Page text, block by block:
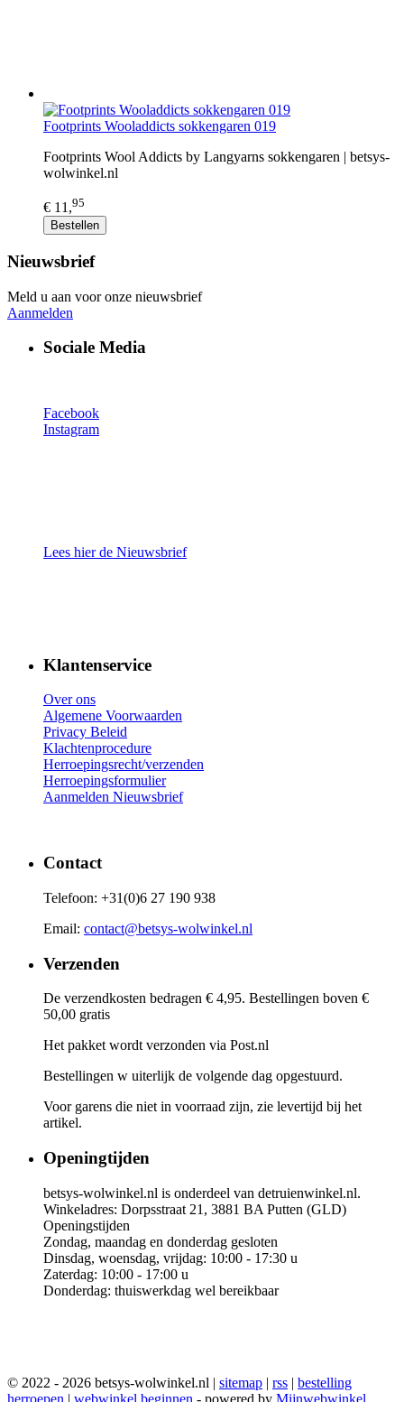
Footprints Wooladdicts sokkengaren 019
Footprints Wool Addicts by Langyarns sokkengaren | betsys-
wolwinkel.nl
€ 11,95
Bestellen
Nieuwsbrief
Meld u aan voor onze nieuwsbrief
Aanmelden
Sociale Media
Facebook
Instagram
Lees hier de Nieuwsbrief
Klantenservice
Over ons
Algemene Voorwaarden
Privacy Beleid
Klachtenprocedure
Herroepingsrecht/verzenden
Herroepingsformulier
Aanmelden Nieuwsbrief
Contact
Telefoon: +31(0)6 27 190 938
Email: contact@betsys-wolwinkel.nl
Verzenden
De verzendkosten bedragen € 4,95. Bestellingen boven €
50,00 gratis
Het pakket wordt verzonden via Post.nl
Bestellingen w uiterlijk de volgende dag opgestuurd.
Voor garens die niet in voorraad zijn, zie levertijd bij het
artikel.
Openingtijden
betsys-wolwinkel.nl is onderdeel van detruienwinkel.nl.
Winkeladres: Dorpsstraat 21, 3881 BA Putten (GLD)
Openingstijden
Zondag, maandag en donderdag gesloten
Dinsdag, woensdag, vrijdag: 10:00 - 17:30 u
Zaterdag: 10:00 - 17:00 u
Donderdag: thuiswerkdag wel bereikbaar
© 2022 - 2026 betsys-wolwinkel.nl | sitemap | rss | bestelling
herroepen | webwinkel beginnen - powered by Mijnwebwinkel